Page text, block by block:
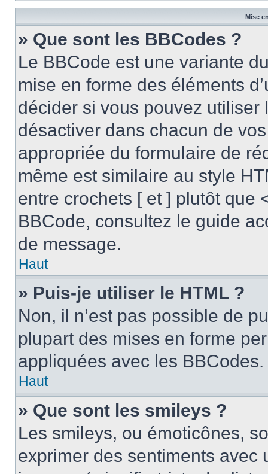
Mise
» Que sont les BBCodes ?
Le BBCode est une variante
mise en forme des éléments
décider si vous pouvez
désactiver dans chacun de
appropriée du formulaire de
même est similaire au style
entre crochets [ et ] plutôt que
BBCode, consultez le guide
de message.
Haut
» Puis-je utiliser le HTML ?
Non, il n’est pas possible de
plupart des mises en forme
appliquées avec les BBCodes.
Haut
» Que sont les smileys ?
Les smileys, ou émoticônes,
exprimer des sentiments avec